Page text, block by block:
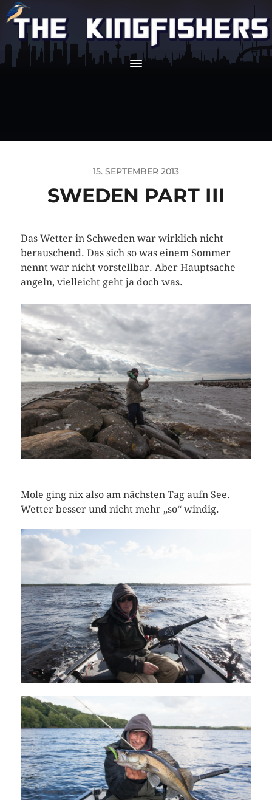
15. SEPTEMBER 2013
SWEDEN PART III
Das Wetter in Schweden war wirklich nicht
berauschend. Das sich so was einem Sommer
nennt war nicht vorstellbar. Aber Hauptsache
angeln, vielleicht geht ja doch was.
Mole ging nix also am nächsten Tag aufn See.
Wetter besser und nicht mehr „so“ windig.